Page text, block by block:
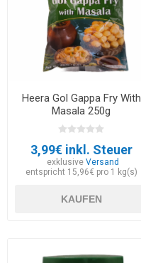
Heera Gol Gappa Fry With
Masala 250g
3,99€ inkl. Steuer
exklusiveVersand
entspricht 15,96€ pro 1 kg(s)
KAUFEN